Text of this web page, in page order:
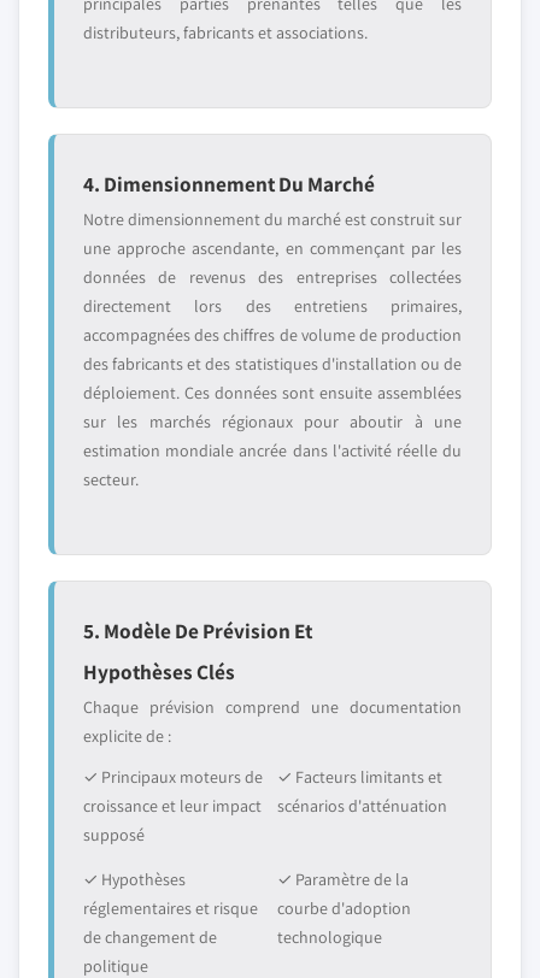
distributeurs, fabricants et associations.
4. Dimensionnement Du Marché
Notre dimensionnement du marché est construit sur
une approche ascendante, en commençant par les
données de revenus des entreprises collectées
directement lors des entretiens primaires,
accompagnées des chiffres de volume de production
des fabricants et des statistiques d'installation ou de
déploiement. Ces données sont ensuite assemblées
sur les marchés régionaux pour aboutir à une
estimation mondiale ancrée dans l'activité réelle du
secteur.
5. Modèle De Prévision Et
Hypothèses Clés
Chaque prévision comprend une documentation
explicite de :
✓ Principaux moteurs de
croissance et leur impact
supposé
✓ Facteurs limitants et
scénarios d'atténuation
✓ Hypothèses
réglementaires et risque
de changement de
politique
✓ Paramètre de la
courbe d'adoption
technologique